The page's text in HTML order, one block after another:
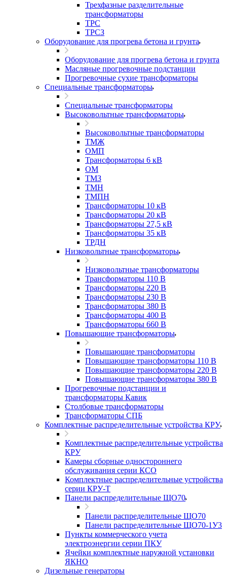
Трехфазные разделительные
трансформаторы
ТРС
ТРСЗ
Оборудование для прогрева бетона и грунта
Оборудование для прогрева бетона и грунта
Масляные прогревочные подстанции
Прогревочные сухие трансформаторы
Специальные трансформаторы
Специальные трансформаторы
Высоковольтные трансформаторы
Высоковольтные трансформаторы
ТМЖ
ОМП
Трансформаторы 6 кВ
ОМ
ТМЗ
ТМН
ТМПН
Трансформаторы 10 кВ
Трансформаторы 20 кВ
Трансформаторы 27,5 кВ
Трансформаторы 35 кВ
ТРДН
Низковольтные трансформаторы
Низковольтные трансформаторы
Трансформаторы 110 В
Трансформаторы 220 В
Трансформаторы 230 В
Трансформаторы 380 В
Трансформаторы 400 В
Трансформаторы 660 В
Повышающие трансформаторы
Повышающие трансформаторы
Повышающие трансформаторы 110 В
Повышающие трансформаторы 220 В
Повышающие трансформаторы 380 В
Прогревочные подстанции и
трансформаторы Кавик
Столбовые трансформаторы
Трансформаторы СПБ
Комплектные распределительные устройства КРУ
Комплектные распределительные устройства
КРУ
Камеры сборные одностороннего
обслуживания серии КСО
Комплектные распределительные устройства
серии КРУ-Т
Панели распределительные ЩО70
Панели распределительные ЩО70
Панели распределительные ЩО70-1У3
Пункты коммерческого учета
электроэнергии серии ПКУ
Ячейки комплектные наружной установки
ЯКНО
Дизельные генераторы